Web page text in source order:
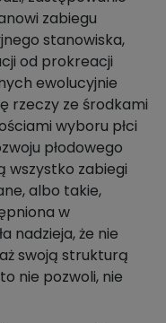
zabiegu
stanowiska,
od prokreacji
ewolucyjnie
rzeczy ze środkami
wyboru płci
płodowego
wszystko zabiegi
albo takie,
w
nadzieja, że nie
swoją strukturą
nie pozwoli, nie